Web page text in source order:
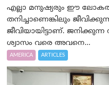
എല്ലാ മനുഷ്യരും ഈ
തനിച്ചാണെങ്കിലും
ജീവിയായിട്ടാണ്.
ശ്വാസം വരെ അവനെ...
AMERICA ARTICLES